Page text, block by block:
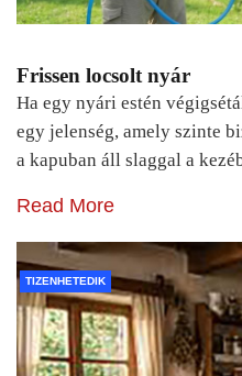
Frissen locsolt nyár
Ha egy nyári estén
egy jelenség, amely szinte
a kapuban áll slaggal a
Read More
TIZENHETEDIK